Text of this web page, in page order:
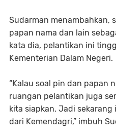
Sudarman menambahkan,
papan nama dan lain
kata dia, pelantikan ini
Kementerian Dalam Negeri.
“Kalau soal pin dan papan
ruangan pelantikan juga
kita siapkan. Jadi
dari Kemendagri,” imbuh